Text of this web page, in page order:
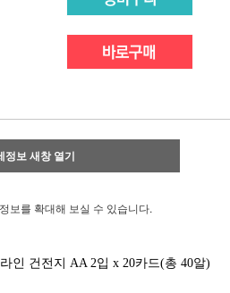
정보 새창 열기
보를 확대해 보실 수 있습니다.
인 건전지 AA 2입 x 20카드(총 40알)